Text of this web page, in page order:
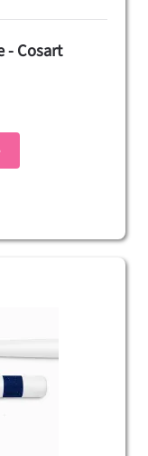
- Cosart